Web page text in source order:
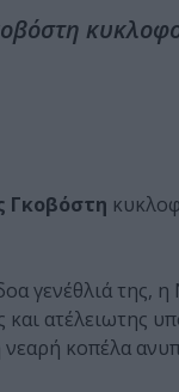
Γκοβόστη
γενέθλιά της,
ατέλειωτης
κοπέλα